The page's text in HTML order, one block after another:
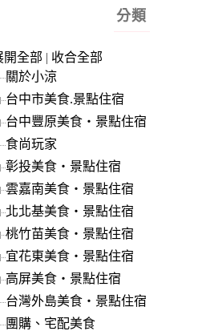
分類
開全部 | 收合全部
關於小涼
台中市美食.景點住宿
台中豐原美食‧景點住宿
食尚玩家
彰投美食‧景點住宿
雲嘉南美食‧景點住宿
北北基美食‧景點住宿
桃竹苗美食‧景點住宿
宜花東美食‧景點住宿
高屏美食‧景點住宿
台灣外島美食‧景點住宿
團購、宅配美食